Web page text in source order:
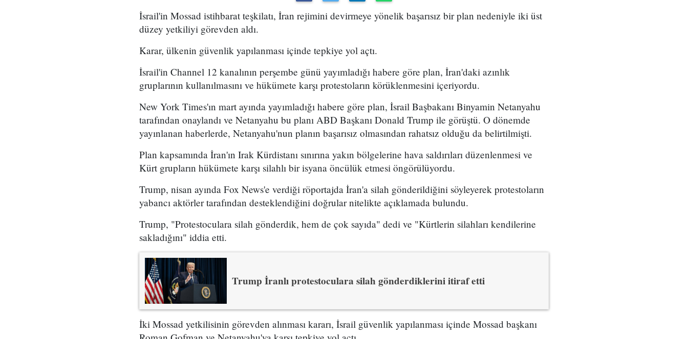
İsrail'in Mossad istihbarat teşkilatı, İran rejimini devirmeye yönelik başarısız bir plan nedeniyle iki üst
düzey yetkiliyi görevden aldı.
Karar, ülkenin güvenlik yapılanması içinde tepkiye yol açtı.
İsrail'in Channel 12 kanalının perşembe günü yayımladığı habere göre plan, İran'daki azınlık
gruplarının kullanılmasını ve hükümete karşı protestoların körüklenmesini içeriyordu.
New York Times'ın mart ayında yayımladığı habere göre plan, İsrail Başbakanı Binyamin Netanyahu
tarafından onaylandı ve Netanyahu bu planı ABD Başkanı Donald Trump ile görüştü. O dönemde
yayınlanan haberlerde, Netanyahu'nun planın başarısız olmasından rahatsız olduğu da belirtilmişti.
Plan kapsamında İran'ın Irak Kürdistanı sınırına yakın bölgelerine hava saldırıları düzenlenmesi ve
Kürt grupların hükümete karşı silahlı bir isyana öncülük etmesi öngörülüyordu.
Trump, nisan ayında Fox News'e verdiği röportajda İran'a silah gönderildiğini söyleyerek protestoların
yabancı aktörler tarafından desteklendiğini doğrular nitelikte açıklamada bulundu.
Trump, "Protestoculara silah gönderdik, hem de çok sayıda" dedi ve "Kürtlerin silahları kendilerine
sakladığını" iddia etti.
Trump İranlı protestoculara silah gönderdiklerini itiraf etti
İki Mossad yetkilisinin görevden alınması kararı, İsrail güvenlik yapılanması içinde Mossad başkanı